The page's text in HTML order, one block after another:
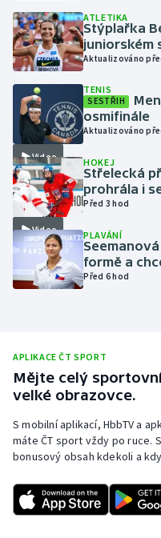
Krasobruslení
Lezení
Lyže a snowboard
Moderní pětiboj
Motorsport
Olympijské hry
Parasport
Plavání
Ragby
Rychlobruslení
Rychlostní kanoistika
Sportovní střelba
ATLETIKA
Stýplařka
juniorském
Aktualizováno
Video
TENIS
SESTŘIH
osmifinále
Aktualizováno
Video
HOKEJ
Střelecká
prohrála i
Před 3 hod
PLAVÁNÍ
formě a
Před 6 hod
APLIKACE ČT SPORT
Mějte celý
velké obrazovce.
S mobilní aplikací, HbbTV a
máte ČT sport vždy po ruce.
bonusový obsah kdekoli a